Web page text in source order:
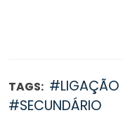
TAGS: #LIGAÇÃO
#SECUNDÁRIO